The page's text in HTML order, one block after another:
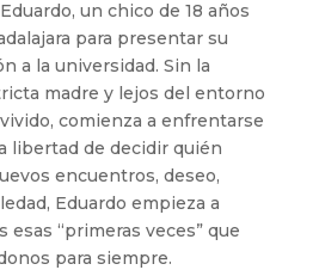
un chico de 18 años
para presentar su
a la universidad. Sin la
madre y lejos del entorno
comienza a enfrentarse
libertad de decidir quién
encuentros, deseo,
Eduardo empieza a
“primeras veces” que
para siempre.